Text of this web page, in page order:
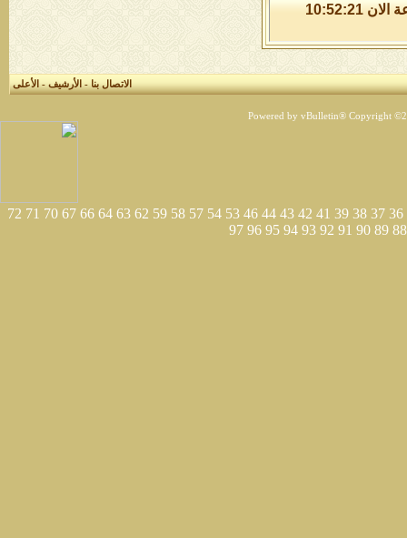
السبت 8 من اغسطس 2026 , الساعة الان 10:52:22
الاتصال بنا-الأرشيف-الأعلى
Powered by vBulletin® Copyright
36
37
38
39
41
42
43
44
46
53
54
57
58
59
62
63
64
66
67
70
71
72
88
89
90
91
92
93
94
95
96
97